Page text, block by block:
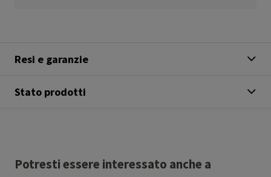
Resi e garanzie
Stato prodotti
Potresti essere interessato anche a